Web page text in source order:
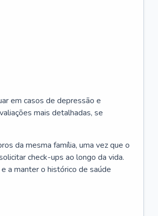
em casos de depressão e
mais detalhadas, se
da mesma família, uma vez que o
check-ups ao longo da vida.
a manter o histórico de saúde